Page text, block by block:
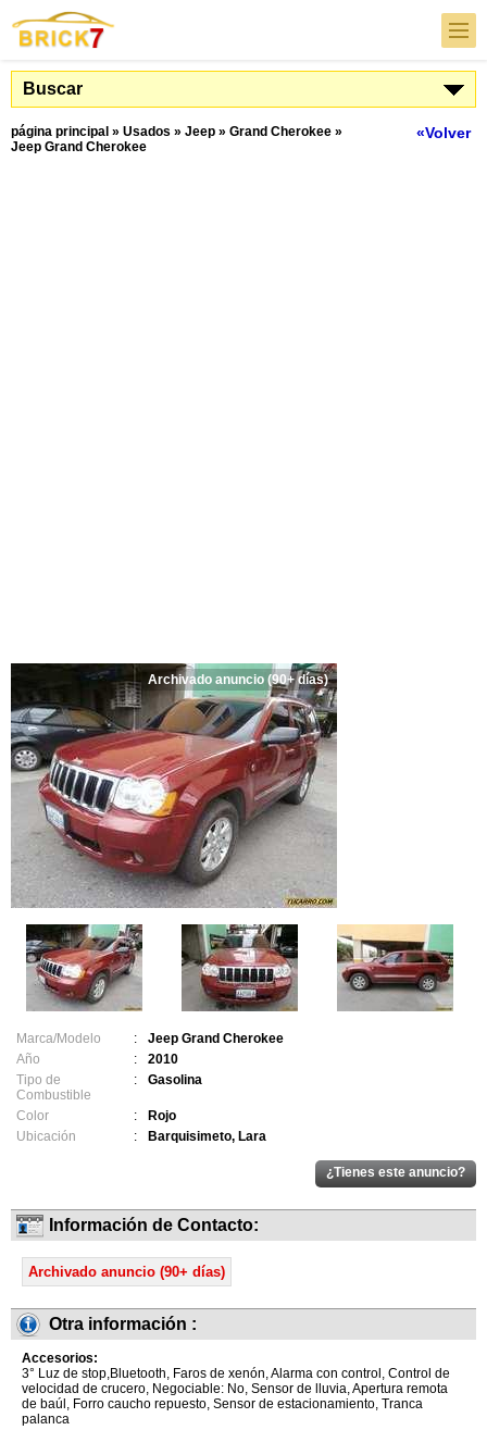
Buscar
«Volver
página principal » Usados » Jeep » Grand Cherokee »
Jeep Grand Cherokee
Archivado anuncio (90+ días)
Marca/Modelo :
Jeep Grand Cherokee
Año
:
2010
Tipo de
Combustible
: Gasolina
Color :
Rojo
Ubicación
: Barquisimeto, Lara
Información de Contacto:
Archivado anuncio (90+ días)
Otra información :
Accesorios:
3° Luz de stop,Bluetooth, Faros de xenón, Alarma con control, Control de
velocidad de crucero, Negociable: No, Sensor de lluvia, Apertura remota
de baúl, Forro caucho repuesto, Sensor de estacionamiento, Tranca
palanca